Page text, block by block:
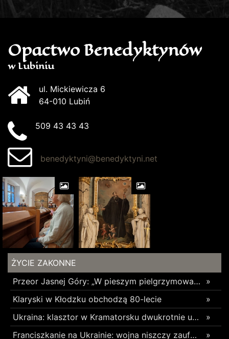
Opactwo Benedyktynów
w Lubiniu
ul. Mickiewicza 6
64-010 Lubiń
509 43 43 43
benedyktyni@benedyktyni.net
ŻYCIE ZAKONNE
»
Przeor Jasnej Góry: „W pieszym pielgrzymowaniu jest coś niezwykłego”
»
Klaryski w Kłodzku obchodzą 80-lecie
»
Ukraina: klasztor w Kramatorsku dwukrotnie uszkodzony w ciągu trzech tygodni
»
Franciszkanie na Ukrainie: wojna niszczy zaufanie